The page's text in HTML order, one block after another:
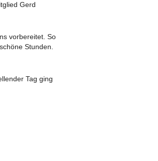
Gerd
vorbereitet. So
Stunden.
Tag ging